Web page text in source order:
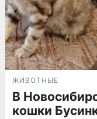
ЖИВОТНЫЕ
В
кошки